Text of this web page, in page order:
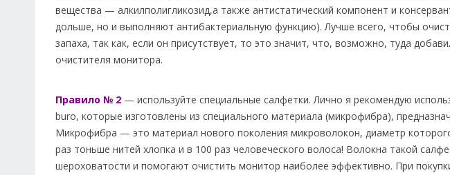
вещества — алкилполигликозид,а также антистатический компонент и
дольше, но и выполняют антибактериальную функцию). Лучше всего, чтобы
запаха, так как, если он присутствует, то это значит, что, возможно, туда
очистителя монитора.
Правило № 2 — используйте специальные салфетки. Лично я рекомендую
buro, которые изготовлены из специального материала (микрофибра),
Микрофибра — это материал нового поколения микроволокон, диаметр
раз тоньше нитей хлопка и в 100 раз человеческого волоса! Волокна такой
шероховатости и помогают очистить монитор наиболее эффективно. При